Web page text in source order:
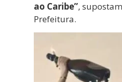
ao Caribe”,
Prefeitura.